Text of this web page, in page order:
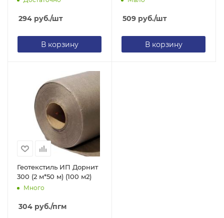
294 руб./шт
В корзину
509 руб./шт
В корзину
Геотекстиль ИП Дорнит
300 (2 м*50 м) (100 м2)
Много
304 руб./пгм